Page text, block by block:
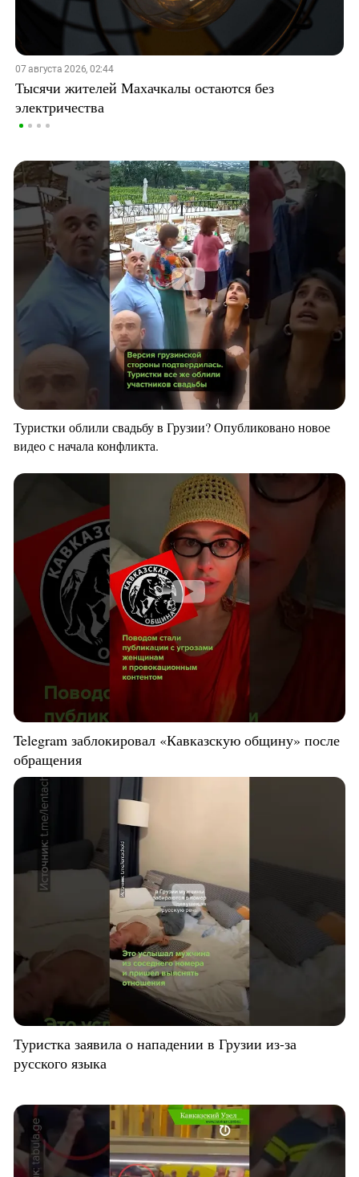
07 августа 2026, 02:44
Тысячи жителей Махачкалы остаются без
электричества
Туристки облили свадьбу в Грузии? Опубликовано новое
видео с начала конфликта.
Telegram заблокировал «Кавказскую общину» после
обращения
Туристка заявила о нападении в Грузии из-за
русского языка